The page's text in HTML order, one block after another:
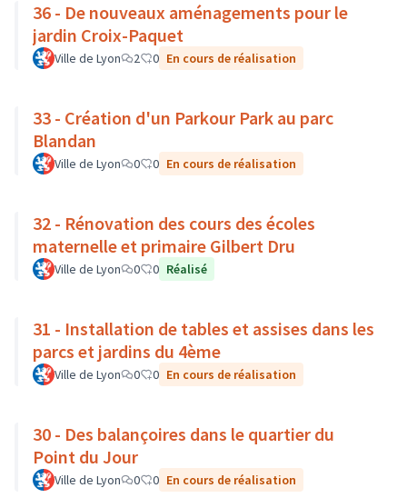
36 - De nouveaux aménagements pour le
jardin Croix-Paquet
Ville de Lyon 2 0 En cours de réalisation
33 - Création d'un Parkour Park au parc
Blandan
Ville de Lyon 0 0 En cours de réalisation
32 - Rénovation des cours des écoles
maternelle et primaire Gilbert Dru
Ville de Lyon 0 0 Réalisé
31 - Installation de tables et assises dans les
parcs et jardins du 4ème
Ville de Lyon 0 0 En cours de réalisation
30 - Des balançoires dans le quartier du
Point du Jour
Ville de Lyon 0 0 En cours de réalisation